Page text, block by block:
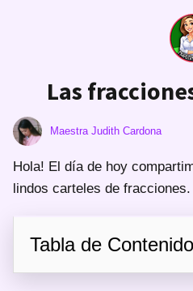
Las
Maestra Judith Cardona
Hola! El día de hoy
lindos carteles de fracciones.
Tabla de